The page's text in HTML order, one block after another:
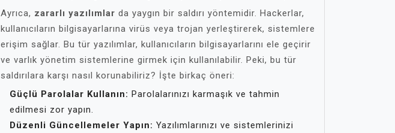
Ayrıca, zararlı yazılımlar da yaygın bir saldırı yöntemidir. Hackerlar,
kullanıcıların bilgisayarlarına virüs veya trojan yerleştirerek, sistemlere
erişim sağlar. Bu tür yazılımlar, kullanıcıların bilgisayarlarını ele geçirir
ve varlık yönetim sistemlerine girmek için kullanılabilir. Peki, bu tür
saldırılara karşı nasıl korunabiliriz? İşte birkaç öneri:
Güçlü Parolalar Kullanın: Parolalarınızı karmaşık ve tahmin
edilmesi zor yapın.
Düzenli Güncellemeler Yapın: Yazılımlarınızı ve sistemlerinizi